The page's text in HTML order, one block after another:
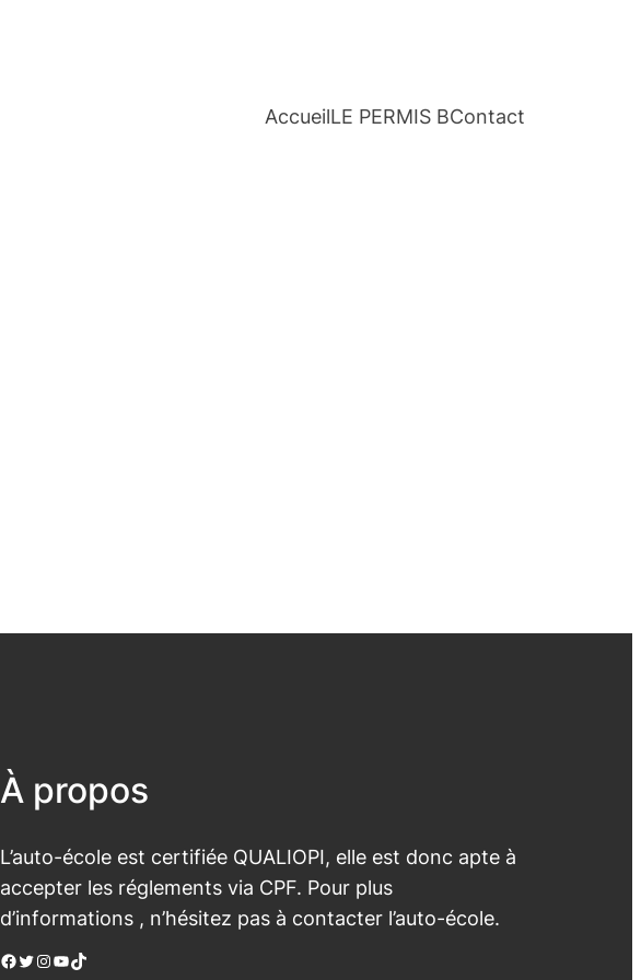
AccueilLE PERMIS BContact
À propos
L’auto-école est certifiée QUALIOPI, elle est donc apte à
accepter les réglements via CPF. Pour plus
d’informations , n’hésitez pas à contacter l’auto-école.
Facebook Twitter Instagram YouTube TikTok